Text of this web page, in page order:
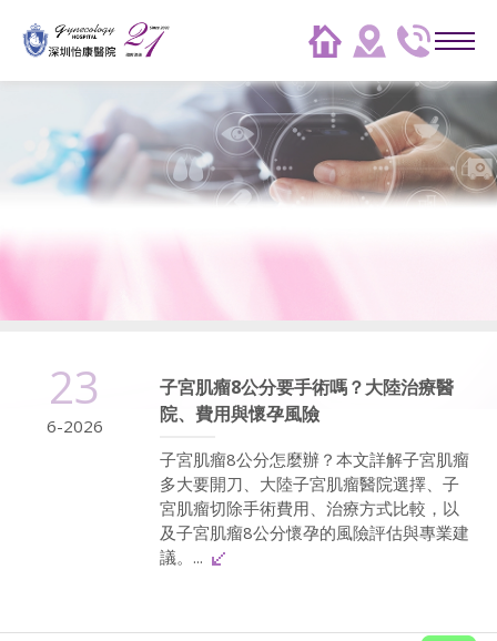
23
6-2026
子宮肌瘤8公分要手術嗎？大陸治療醫
院、費用與懷孕風險
子宮肌瘤8公分怎麼辦？本文詳解子宮肌瘤
多大要開刀、大陸子宮肌瘤醫院選擇、子
宮肌瘤切除手術費用、治療方式比較，以
及子宮肌瘤8公分懷孕的風險評估與專業建
議。...